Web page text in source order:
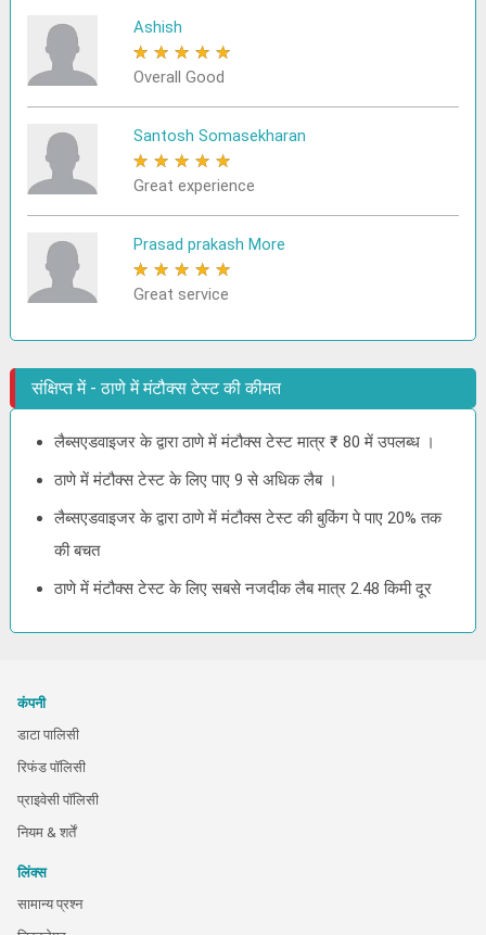
Ashish
★ ★ ★ ★ ★
Overall Good
Santosh Somasekharan
★ ★ ★ ★ ★
Great experience
Prasad prakash More
★ ★ ★ ★ ★
Great service
संक्षिप्त में - ठाणे में मंटौक्स टेस्ट की कीमत
लैब्सएडवाइजर के द्वारा ठाणे में मंटौक्स टेस्ट मात्र ₹ 80 में उपलब्ध ।
ठाणे में मंटौक्स टेस्ट के लिए पाए 9 से अधिक लैब ।
लैब्सएडवाइजर के द्वारा ठाणे में मंटौक्स टेस्ट की बुकिंग पे पाए 20% तक
की बचत
ठाणे में मंटौक्स टेस्ट के लिए सबसे नजदीक लैब मात्र 2.48 किमी दूर
कंपनी
डाटा पालिसी
रिफंड पॉलिसी
प्राइवेसी पॉलिसी
नियम & शर्तें
लिंक्स
सामान्य प्रश्न